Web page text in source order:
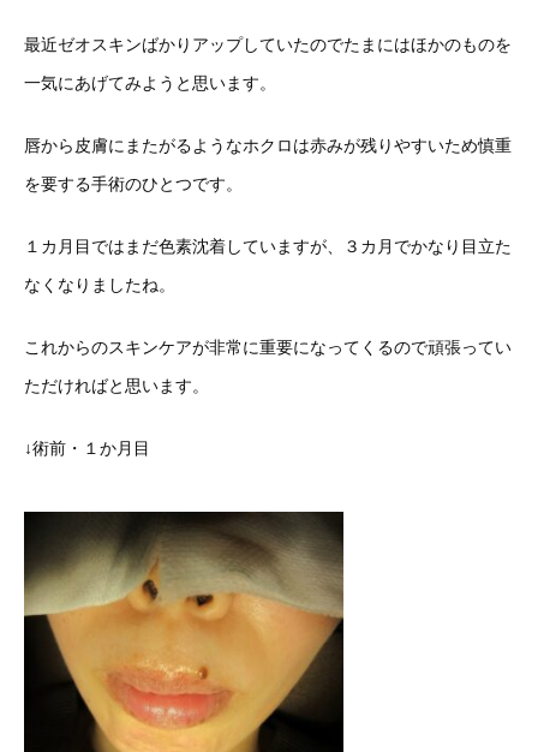
最近ゼオスキンばかりアップしていたのでたまにはほかのものを
一気にあげてみようと思います。
唇から皮膚にまたがるようなホクロは赤みが残りやすいため慎重
を要する手術のひとつです。
１カ月目ではまだ色素沈着していますが、３カ月でかなり目立た
なくなりましたね。
これからのスキンケアが非常に重要になってくるので頑張ってい
ただければと思います。
↓術前・１か月目